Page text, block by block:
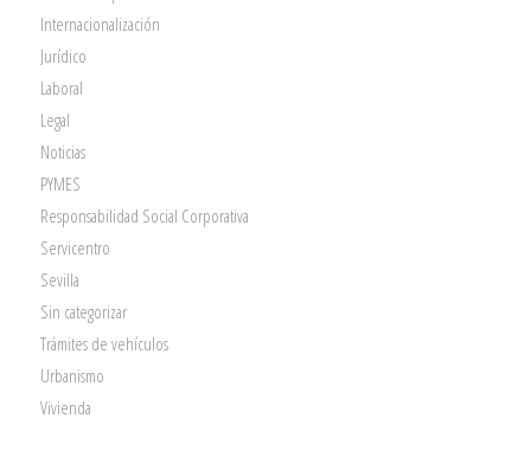
Internacionalización
Jurídico
Laboral
Legal
Noticias
PYMES
Responsabilidad Social Corporativa
Servicentro
Sevilla
Sin categorizar
Trámites de vehículos
Urbanismo
Vivienda